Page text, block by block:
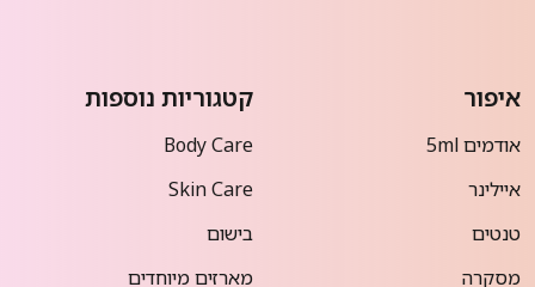
איפור
אודמים 5ml
איילינר
טנטים
מסקרה
קטגוריות נוספות
Body Care
Skin Care
בישום
מארזים מיוחדים